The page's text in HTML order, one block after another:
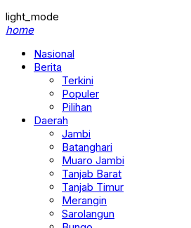
light_mode
home
Nasional
Berita
Terkini
Populer
Pilihan
Daerah
Jambi
Batanghari
Muaro Jambi
Tanjab Barat
Tanjab Timur
Merangin
Sarolangun